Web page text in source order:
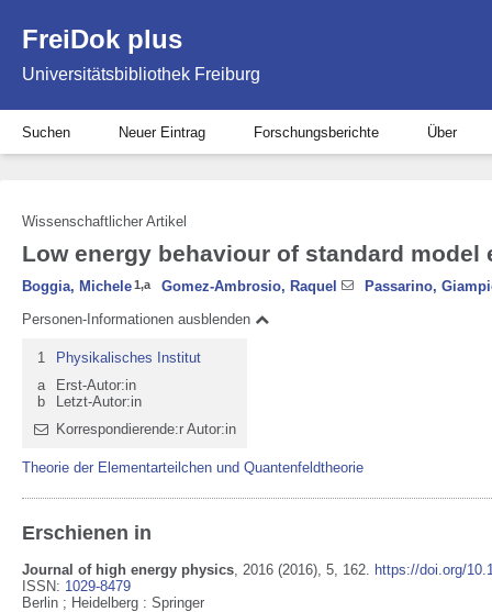
FreiDok plus
Universitätsbibliothek Freiburg
Suchen Neuer Eintrag Forschungsberichte Über
Wissenschaftlicher Artikel
Low energy behaviour of standard model
Boggia, Michele1,a Gomez-Ambrosio, Raquel
Passarino,
Personen-Informationen ausblenden
1
Physikalisches Institut
a
Erst-Autor:in
b
Letzt-Autor:in
Korrespondierende:r Autor:in
Theorie der Elementarteilchen und Quantenfeldtheorie
Erschienen in
Journal of high energy physics, 2016 (2016), 5, 162. https://doi.org/
ISSN: 1029-8479
Berlin ; Heidelberg : Springer